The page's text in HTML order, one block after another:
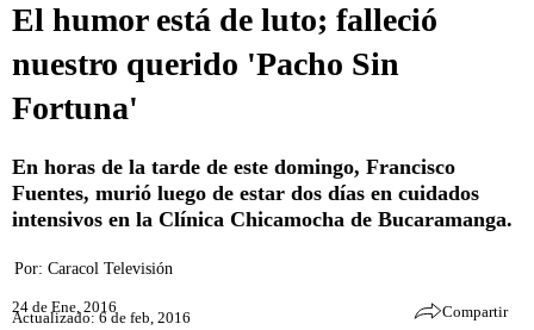
El humor está de luto; falleció
nuestro querido 'Pacho Sin
Fortuna'
En horas de la tarde de este domingo, Francisco
Fuentes, murió luego de estar dos días en cuidados
intensivos en la Clínica Chicamocha de Bucaramanga.
Por: Caracol Televisión
24 de Ene, 2016
Actualizado: 6 de feb, 2016 Compartir